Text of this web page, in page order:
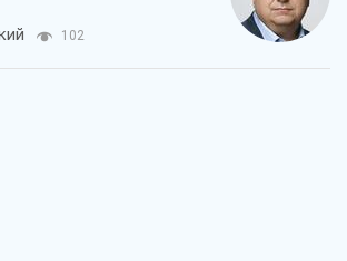
102